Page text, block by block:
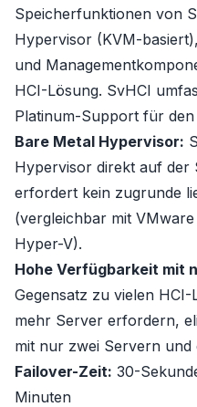
Speicherfunktionen von
Hypervisor (KVM-
und
HCI-Lösung. SvHCI
Platinum-Support für
Bare Metal Hypervisor:
Hypervisor direkt auf der
erfordert kein zugrunde
(vergleichbar mit
Hyper-V).
Hohe Verfügbarkeit mit
Gegensatz zu vielen
mehr Server erfordern,
mit nur zwei Servern und
Failover-Zeit: 30-
Minuten